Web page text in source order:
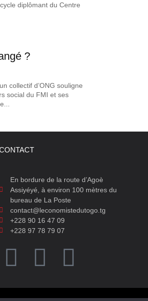
diplômant du Centre
?
collectif d’ONG souligne
social du FMI et ses
En bordure de la route d’Agoè
Assiyéyé, à environ 100 mètres du
bureau de La Poste
contact@leconomistedutogo.tg
+228 90 16 47 09
+228 97 78 79 07